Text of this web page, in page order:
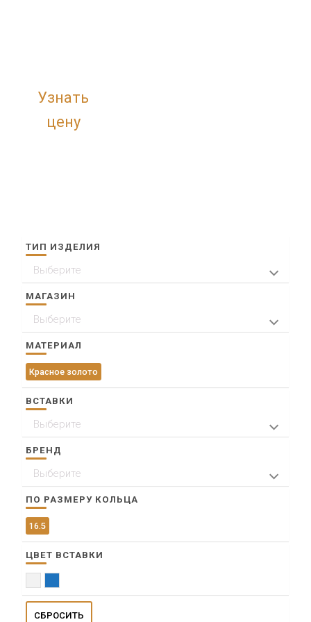
Узнать
цену
ТИП ИЗДЕЛИЯ
Выберите
Кольца
МАГАЗИН
Выберите
> Пр. им. газ. Красноярский рабочий 47, ТД
"Баджей"
МАТЕРИАЛ
Красное золото
ВСТАВКИ
Выберите
Фианит
БРЕНД
Выберите
SOKOLOV
ПО РАЗМЕРУ КОЛЬЦА
16.5
ЦВЕТ ВСТАВКИ
Прозрачный
СБРОСИТЬ